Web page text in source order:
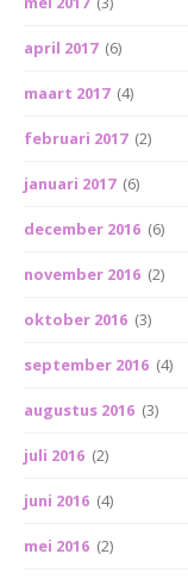
april 2017 (6)
maart 2017 (4)
februari 2017 (2)
januari 2017 (6)
december 2016 (6)
november 2016 (2)
oktober 2016 (3)
september 2016 (4)
augustus 2016 (3)
juli 2016 (2)
juni 2016 (4)
mei 2016 (2)